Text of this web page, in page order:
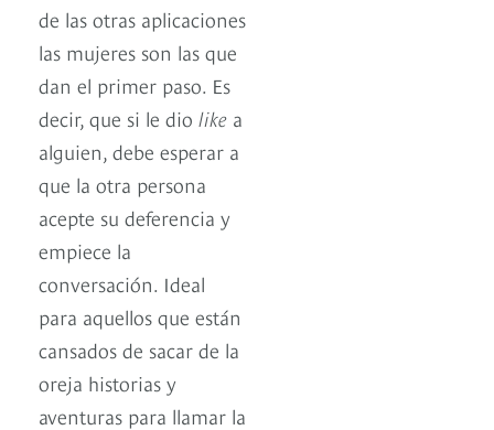
de las otras aplicaciones
las mujeres son las que
dan el primer paso. Es
decir, que si le dio like a
alguien, debe esperar a
que la otra persona
acepte su deferencia y
empiece la
conversación. Ideal
para aquellos que están
cansados de sacar de la
oreja historias y
aventuras para llamar la